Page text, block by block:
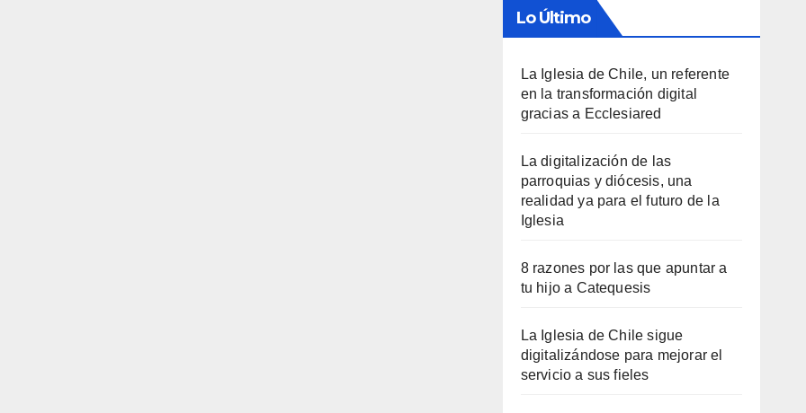
Lo Último
La Iglesia de Chile, un referente
en la transformación digital
gracias a Ecclesiared
La digitalización de las
parroquias y diócesis, una
realidad ya para el futuro de la
Iglesia
8 razones por las que apuntar a
tu hijo a Catequesis
La Iglesia de Chile sigue
digitalizándose para mejorar el
servicio a sus fieles